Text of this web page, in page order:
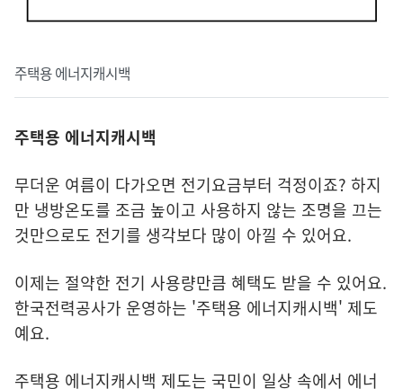
주택용 에너지캐시백
주택용 에너지캐시백
무더운 여름이 다가오면 전기요금부터 걱정이죠? 하지
만 냉방온도를 조금 높이고 사용하지 않는 조명을 끄는
것만으로도 전기를 생각보다 많이 아낄 수 있어요.
이제는 절약한 전기 사용량만큼 혜택도 받을 수 있어요.
한국전력공사가 운영하는 '주택용 에너지캐시백' 제도
예요.
주택용 에너지캐시백 제도는 국민이 일상 속에서 에너